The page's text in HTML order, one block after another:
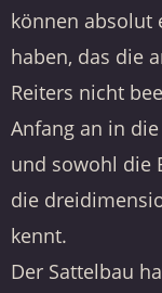
können absolut
haben, das die
Reiters nicht
Anfang an in
und sowohl die
die
kennt.
Der Sattelbau